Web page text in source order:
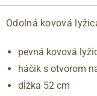
Odolná kovová
pevná kovová
háčik s otvorom
dĺžka 52 cm